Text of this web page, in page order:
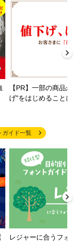
【PR】一部の商品
げ"をはじめること
ガイド一覧
レジャーに合うフォ